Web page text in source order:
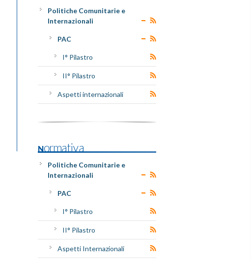
Politiche Comunitarie e
Internazionali
PAC
I° Pilastro
II° Pilastro
Aspetti internazionali
Normativa
Politiche Comunitarie e
Internazionali
PAC
I° Pilastro
II° Pilastro
Aspetti Internazionali